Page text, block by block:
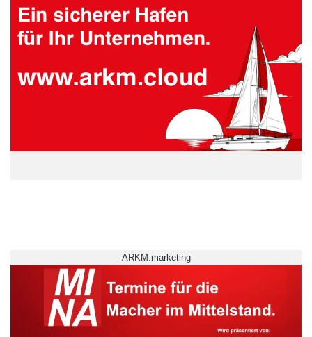
ARKM.marketing